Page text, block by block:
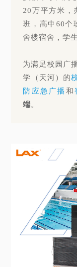
20万平方米，
班，高中60个
舍楼宿舍，学
为满足校园广
学（天河）的
防应急广播 和
端。